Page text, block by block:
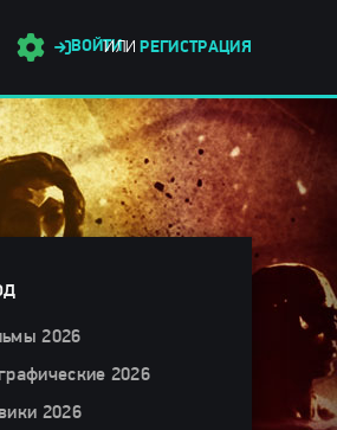
ВОЙТИ
ИЛИ РЕГИСТРАЦИЯ
2026
2026
2026